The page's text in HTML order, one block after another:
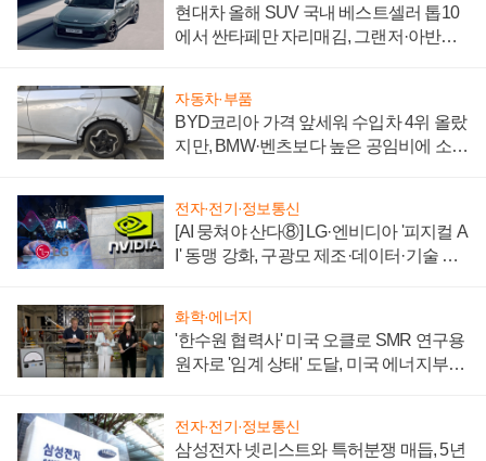
현대차 올해 SUV 국내 베스트셀러 톱10
에서 싼타페만 자리매김, 그랜저·아반떼
자동차·부품
BYD코리아 가격 앞세워 수입차 4위 올랐
지만, BMW·벤츠보다 높은 공임비에 소비
전자·전기·정보통신
[AI 뭉쳐야 산다⑧] LG·엔비디아 '피지컬 A
I' 동맹 강화, 구광모 제조·데이터·기술 결
화학·에너지
'한수원 협력사' 미국 오클로 SMR 연구용
원자로 '임계 상태' 도달, 미국 에너지부
전자·전기·정보통신
삼성전자 넷리스트와 특허분쟁 매듭, 5년